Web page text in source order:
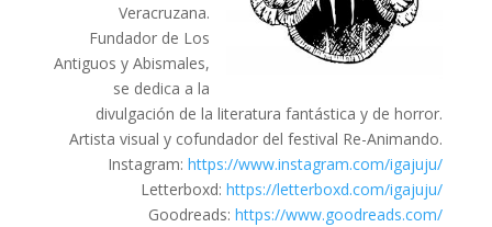
Veracruzana.
Fundador de Los
Antiguos y Abismales,
se dedica a la
divulgación de la literatura fantástica y de horror.
Artista visual y cofundador del festival Re-Animando.
Instagram:https://www.instagram.com/igajuju/
Letterboxd:https://letterboxd.com/igajuju/
Goodreads:https://www.goodreads.com/